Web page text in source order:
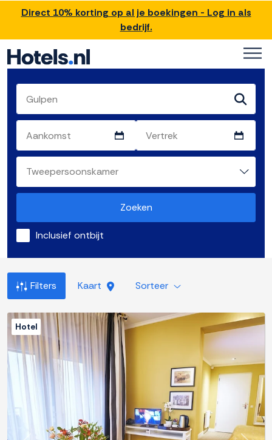
Direct 10% korting op al je boekingen - Log in als
bedrijf.
Zoeken
Inclusief ontbijt
Filters Kaart Sorteer
Hotel